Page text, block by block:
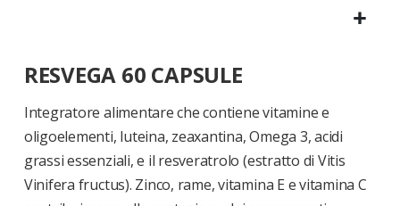
all'inizio
galleria
immagini
RESVEGA 60 CAPSULE
Integratore alimentare che contiene vitamine e
oligoelementi, luteina, zeaxantina, Omega 3, acidi
grassi essenziali, e il resveratrolo (estratto di Vitis
Vinifera fructus). Zinco, rame, vitamina E e vitamina C